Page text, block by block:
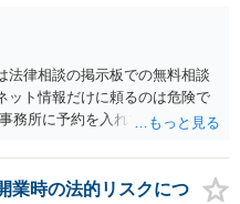
法律相談の掲示板での無料相談
ット情報だけに頼るのは危険で
務所に予約を入れて、リーガル
業時の法的リスクにつ